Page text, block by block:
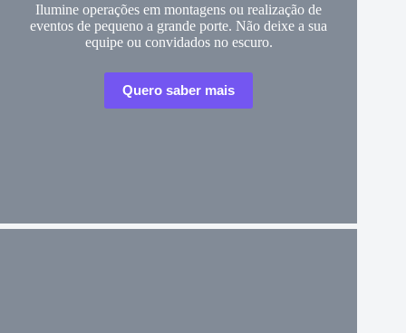
Ilumine operações em montagens ou realização de
eventos de pequeno a grande porte. Não deixe a sua
equipe ou convidados no escuro.
Quero saber mais